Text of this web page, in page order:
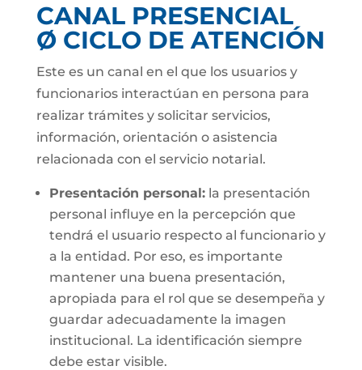
CANAL PRESENCIAL
Ø CICLO DE ATENCIÓN
Este es un canal en el que los usuarios y
funcionarios interactúan en persona para
realizar trámites y solicitar servicios,
información, orientación o asistencia
relacionada con el servicio notarial.
Presentación personal:la presentación
personal influye en la percepción que
tendrá el usuario respecto al funcionario y
a la entidad. Por eso, es importante
mantener una buena presentación,
apropiada para el rol que se desempeña y
guardar adecuadamente la imagen
institucional. La identificación siempre
debe estar visible.